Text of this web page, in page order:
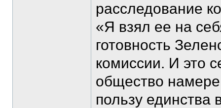
расследование
«Я взял ее на
готовность
комиссии. И это
общество
пользу